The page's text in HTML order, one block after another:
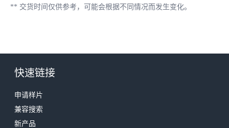
** 交货时间仅供参考，可能会根据不同情况而发生变化。
快速链接
申请样片
兼容搜索
新产品